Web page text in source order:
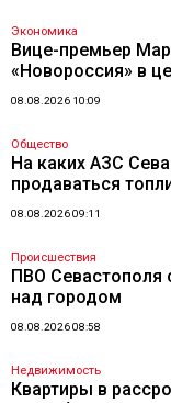
Экономика
Вице-премьер
«Новороссия» в
08.08.2026 10:09
Общество
На каких АЗС
продаваться
08.08.2026 09:11
Происшествия
ПВО Севастополя
над городом
08.08.2026 08:58
Недвижимость
Квартиры в